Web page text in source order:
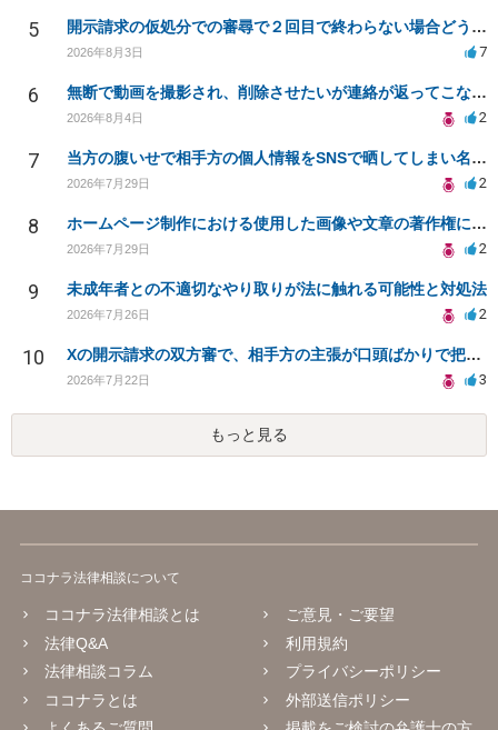
5 開示請求の仮処分での審尋で２回目で終わらない場合どうしたらいいですか
2026年8月3日 7
6 無断で動画を撮影され、削除させたいが連絡が返ってこない。
2026年8月4日 2
7 当方の腹いせで相手方の個人情報をSNSで晒してしまい名誉毀損させてしまったかもしれない
2026年7月29日 2
8 ホームページ制作における使用した画像や文章の著作権について
2026年7月29日 2
9 未成年者との不適切なやり取りが法に触れる可能性と対処法
2026年7月26日 2
10 Xの開示請求の双方審で、相手方の主張が口頭ばかりで把握しきれません
2026年7月22日 3
もっと見る
ココナラ法律相談について
ココナラ法律相談とは
法律Q&A
法律相談コラム
ココナラとは
ご意見・ご要望
利用規約
プライバシーポリシー
外部送信ポリシー